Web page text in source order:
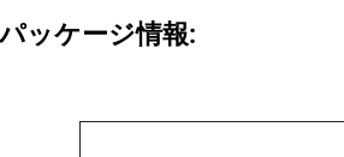
ッケージ情報: